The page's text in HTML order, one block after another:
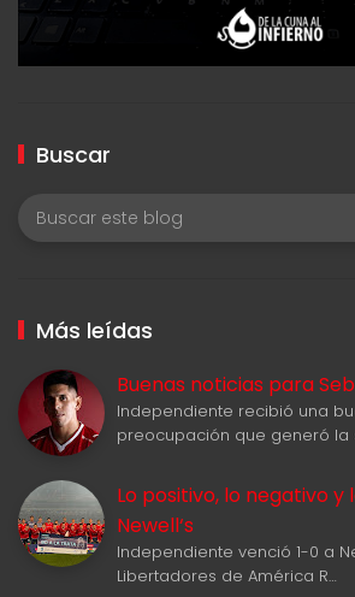
Buscar
Más leídas
Buenas noticias para
Independiente recibió una
preocupación que generó la
Lo positivo, lo negativo
Newell‘s
Independiente venció 1-0 a
Libertadores de América R…